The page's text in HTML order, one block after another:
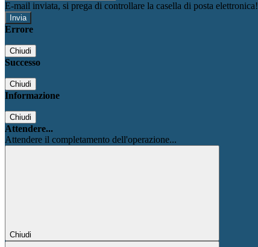
E-mail inviata, si prega di controllare la casella di posta elettronica!
Errore
Chiudi
Successo
Chiudi
Informazione
Chiudi
Attendere...
Attendere il completamento dell'operazione...
Chiudi